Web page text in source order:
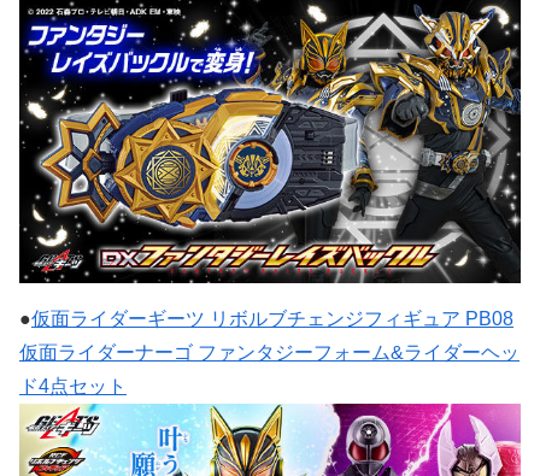
●仮面ライダーギーツ リボルブチェンジフィギュア PB08
仮面ライダーナーゴ ファンタジーフォーム&ライダーヘッ
ド4点セット